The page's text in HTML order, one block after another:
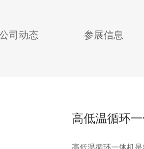
司动态 参展信息
高低温循环
高低温循环一体机